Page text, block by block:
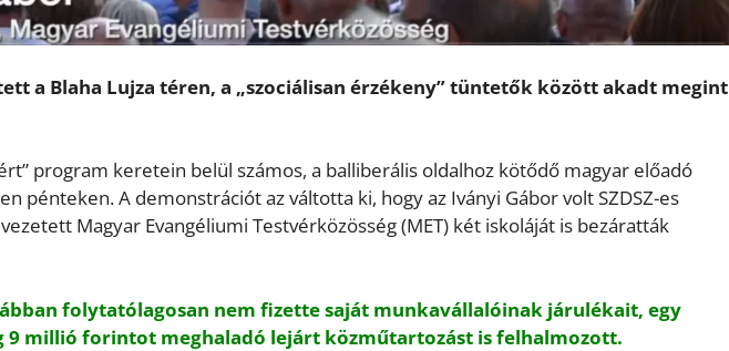
a Blaha Lujza téren, a „szociálisan érzékeny” tüntetők között akadt megint
program keretein belül számos, a balliberális oldalhoz kötődő magyar előadó
pénteken. A demonstrációt az váltotta ki, hogy az Iványi Gábor volt SZDSZ-es
Magyar Evangéliumi Testvérközösség (MET) két iskoláját is bezáratták
folytatólagosan nem fizette saját munkavállalóinak járulékait, egy
9 millió forintot meghaladó lejárt közműtartozást is felhalmozott.